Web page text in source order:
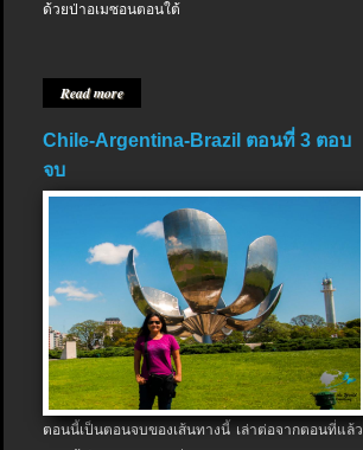
ด้วยป่าอเมซอนตอนใต้
Read more
Chile-Argentina-Brazil ตอนที่ 3 ตอบ
จบ
ตอนนี้เป็นตอนจบของเส้นทางนี้ เล่าต่อจากตอนที่แล้ว